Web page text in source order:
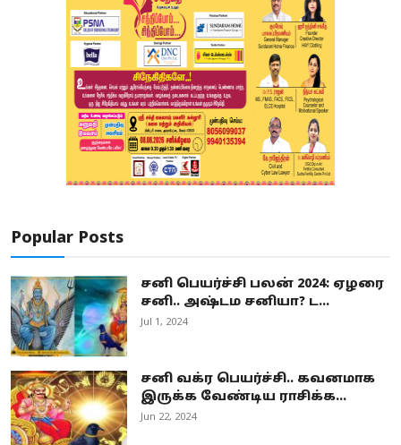
Popular Posts
சனி பெயர்ச்சி பலன் 2024: ஏழரை
சனி.. அஷ்டம சனியா? ட...
Jul 1, 2024
சனி வக்ர பெயர்ச்சி.. கவனமாக
இருக்க வேண்டிய ராசிக்க...
Jun 22, 2024